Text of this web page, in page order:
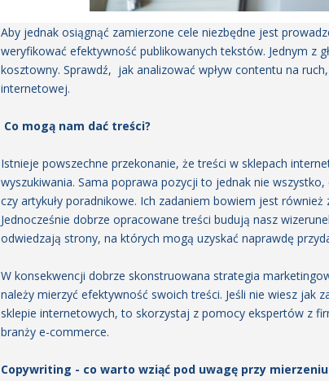
Aby jednak osiągnąć zamierzone cele niezbędne jest
weryfikować efektywność publikowanych tekstów. Jednym z
kosztowny. Sprawdź, jak analizować wpływ contentu na
internetowej.
Co mogą nam dać treści?
Istnieje powszechne przekonanie, że treści w sklepach
wyszukiwania. Sama poprawa pozycji to jednak nie
czy artykuły poradnikowe. Ich zadaniem bowiem jest
Jednocześnie dobrze opracowane treści budują nasz
odwiedzają strony, na których mogą uzyskać naprawdę
W konsekwencji dobrze skonstruowana strategia
należy mierzyć efektywność swoich treści. Jeśli nie wiesz
sklepie internetowych, to skorzystaj z pomocy ekspertów z
branży e-commerce.
Copywriting - co warto wziąć pod uwagę przy